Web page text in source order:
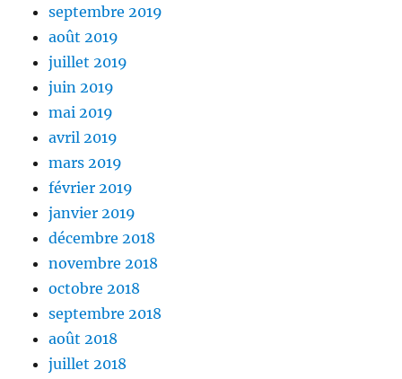
septembre 2019
août 2019
juillet 2019
juin 2019
mai 2019
avril 2019
mars 2019
février 2019
janvier 2019
décembre 2018
novembre 2018
octobre 2018
septembre 2018
août 2018
juillet 2018